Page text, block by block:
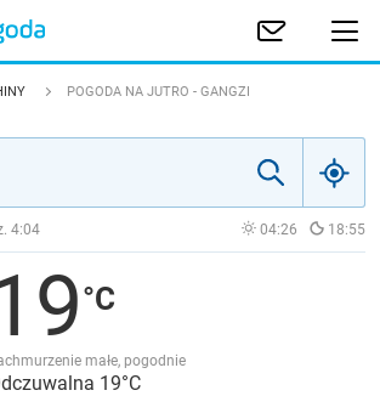
POGODA NA JUTRO - GANGZI
4:04 04:26 18:55
małe, pogodnie
19°C